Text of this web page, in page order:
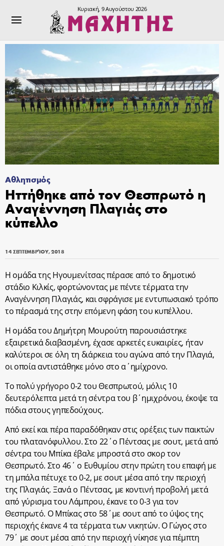
Κυριακή, 9 Αυγούστου 2026
Αθλητισμός
Ηττήθηκε από τον Θεσπρωτό η
Αναγέννηση Πλαγιάς στο
κύπελλο
14 ΣΕΠΤΕΜΒΡΊΟΥ, 2018
Η ομάδα της Ηγουμενίτσας πέρασε από το δημοτικό
στάδιο Κιλκίς, φορτώνοντας με πέντε τέρματα την
Αναγέννηση Πλαγιάς, και σφράγισε με εντυπωσιακό τρόπο
το πέρασμά της στην επόμενη φάση του κυπέλλου.
Η ομάδα του Δημήτρη Μουρούτη παρουσιάστηκε
εξαιρετικά διαβασμένη, έχασε αρκετές ευκαιρίες, ήταν
καλύτεροι σε όλη τη διάρκεια του αγώνα από την Πλαγιά,
οι οποία αντιστάθηκε μόνο στο α΄ημίχρονο.
Το πολύ γρήγορο 0-2 του Θεσπρωτού, μόλις 10
δευτερόλεπτα μετά τη σέντρα του β΄ημιχρόνου, έκοψε τα
πόδια στους γηπεδούχους.
Από εκεί και πέρα παραδόθηκαν στις ορέξεις των παικτών
του πλατανόφυλλου. Στο 22΄ο Πέντσας με σουτ, μετά από
σέντρα του Μπίκα έβαλε μπροστά στο σκορ τον
Θεσπρωτό. Στο 46΄ ο Ευθυμίου στην πρώτη του επαφή με
τη μπάλα πέτυχε το 0-2, με σουτ μέσα από την περιοχή
της Πλαγιάς. Ξανά ο Πέντσας, με κοντινή προβολή μετά
από γύρισμα του Λάμπρου, έκανε το 0-3 για τον
Θεσπρωτό. Ο Μπίκας στο 58΄με σουτ από το ύψος της
περιοχής έκανε 4 τα τέρματα των νικητών. Ο Γώγος στο
79΄ με σουτ μέσα από την περιοχή νίκησε για πέμπτη